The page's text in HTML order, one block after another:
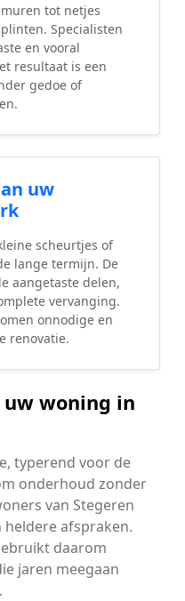
tot netjes
Specialisten
en vooral
resultaat is een
gedoe of
uw
scheurtjes of
lange termijn. De
aangetaste delen,
vervanging.
onnodige en
renovatie.
uw woning in
typerend voor de
onderhoud zonder
van Stegeren
afspraken.
daarom
jaren meegaan